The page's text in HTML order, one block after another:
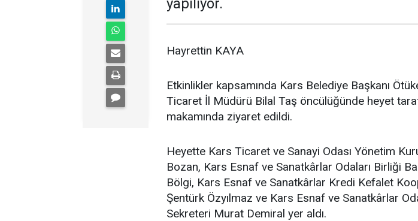
yapılıyor.
Hayrettin KAYA
Etkinlikler kapsamında Kars Belediye Başkanı
Ticaret İl Müdürü Bilal Taş öncülüğünde heyet
makamında ziyaret edildi.
Heyette Kars Ticaret ve Sanayi Odası Yönetim
Bozan, Kars Esnaf ve Sanatkârlar Odaları Birliği
Bölgi, Kars Esnaf ve Sanatkârlar Kredi Kefalet
Şentürk Özyılmaz ve Kars Esnaf ve Sanatkârlar
Sekreteri Murat Demiral yer aldı.